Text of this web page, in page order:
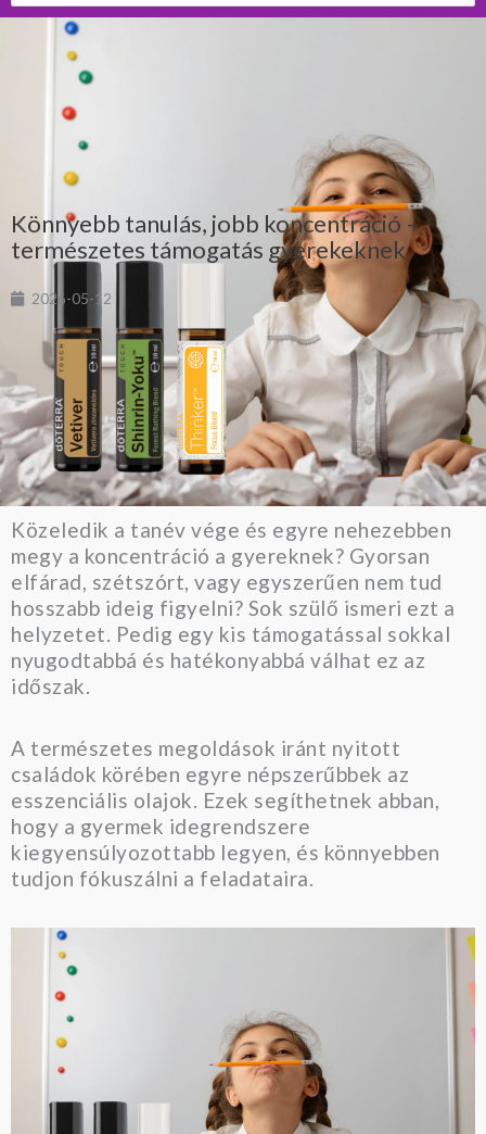
Könnyebb tanulás, jobb koncentráció –
természetes támogatás gyerekeknek
2026-05-12
Közeledik a tanév vége és egyre nehezebben
megy a koncentráció a gyereknek? Gyorsan
elfárad, szétszórt, vagy egyszerűen nem tud
hosszabb ideig figyelni? Sok szülő ismeri ezt a
helyzetet. Pedig egy kis támogatással sokkal
nyugodtabbá és hatékonyabbá válhat ez az
időszak.
A természetes megoldások iránt nyitott
családok körében egyre népszerűbbek az
esszenciális olajok. Ezek segíthetnek abban,
hogy a gyermek idegrendszere
kiegyensúlyozottabb legyen, és könnyebben
tudjon fókuszálni a feladataira.